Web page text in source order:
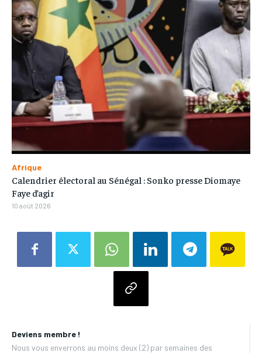
Deviens membre !
Nous vous enverrons au moins deux (2) par semaines des
Afrique
Calendrier électoral au Sénégal : Sonko presse Diomaye
Faye d’agir
10 août 2026